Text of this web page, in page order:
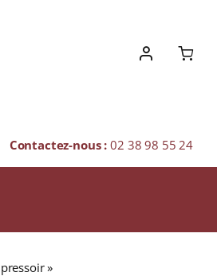
Contactez-nous :02 38 98 55 24
»